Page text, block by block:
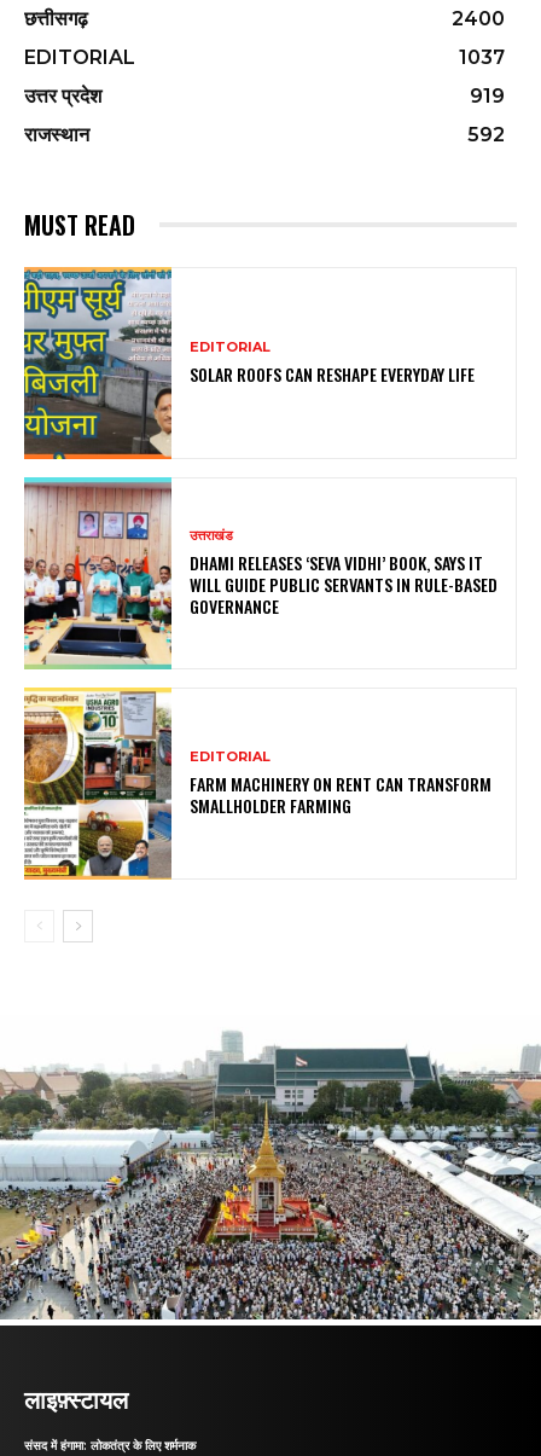
छत्तीसगढ़
2400
EDITORIAL
1037
उत्तर प्रदेश
919
राजस्थान
592
MUST READ
EDITORIAL
SOLAR ROOFS CAN RESHAPE EVERYDAY LIFE
उत्तराखंड
DHAMI RELEASES ‘SEVA VIDHI’ BOOK, SAYS IT
WILL GUIDE PUBLIC SERVANTS IN RULE-BASED
GOVERNANCE
EDITORIAL
FARM MACHINERY ON RENT CAN TRANSFORM
SMALLHOLDER FARMING
लाइफ़्स्टायल
संसद में हंगामा: लोकतंत्र के लिए शर्मनाक